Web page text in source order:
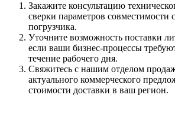
Закажите консультацию
сверки параметров
погрузчика.
Уточните возможность поставки
если ваши бизнес-процессы
течение рабочего дня.
Свяжитесь с нашим отделом
актуального коммерческого
стоимости доставки в ваш регион.